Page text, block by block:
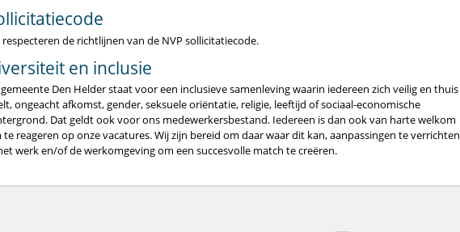
respecteren de richtlijnen van de NVP sollicitatiecode.
en inclusie
gemeente Den Helder staat voor een inclusieve samenleving waarin iedereen zich veilig en thuis
ongeacht afkomst, gender, seksuele oriëntatie, religie, leeftijd of sociaal-economische
Dat geldt ook voor ons medewerkersbestand. Iedereen is dan ook van harte welkom
te reageren op onze vacatures. Wij zijn bereid om daar waar dit kan, aanpassingen te verrichten
werk en/of de werkomgeving om een succesvolle match te creëren.